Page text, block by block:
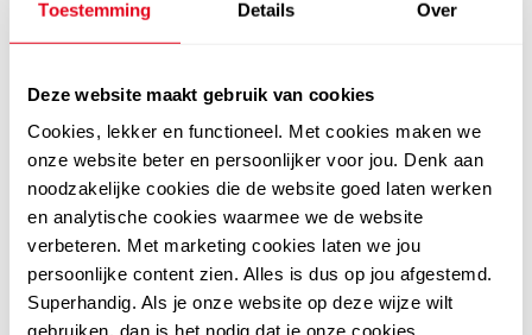
Toestemming Details Over
Deze website maakt gebruik van cookies
Cookies, lekker en functioneel. Met cookies maken we
onze website beter en persoonlijker voor jou. Denk aan
noodzakelijke cookies die de website goed laten werken
en analytische cookies waarmee we de website
verbeteren. Met marketing cookies laten we jou
persoonlijke content zien. Alles is dus op jou afgestemd.
Superhandig. Als je onze website op deze wijze wilt
gebruiken, dan is het nodig dat je onze cookies